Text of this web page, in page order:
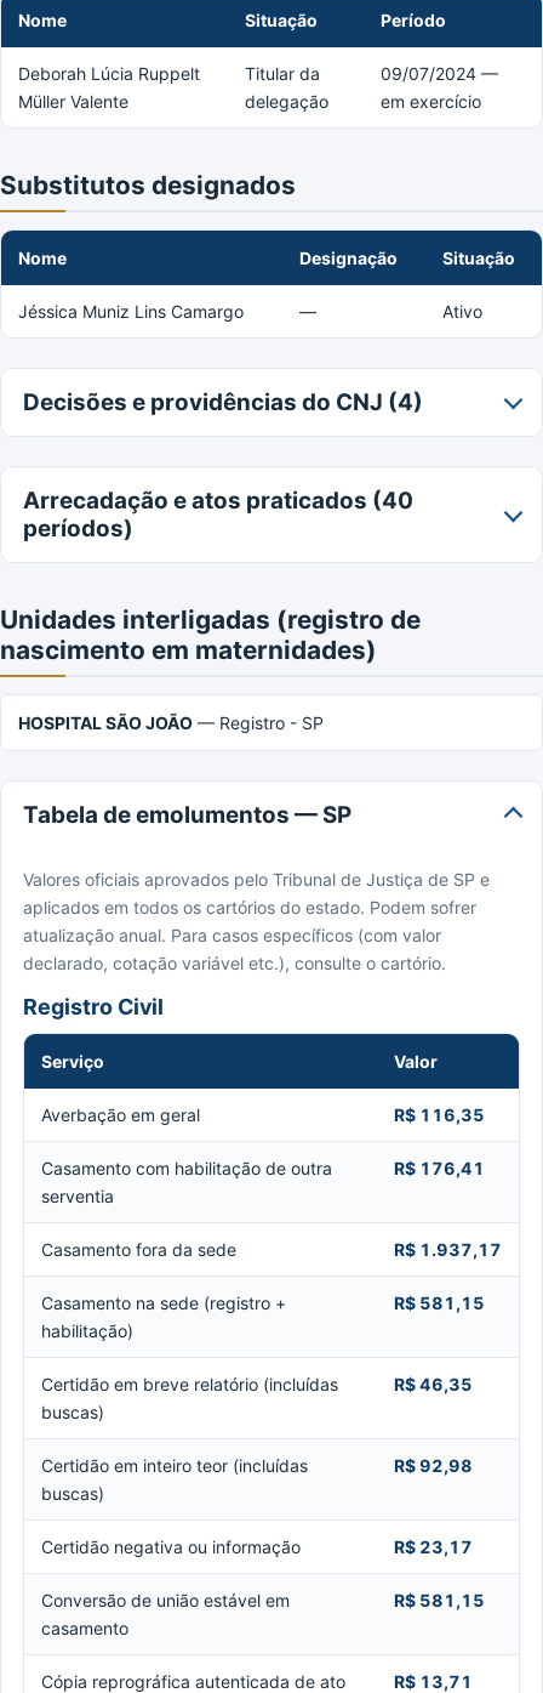
Nome Situação Período
Deborah Lúcia Ruppelt
Müller Valente
Titular da
delegação
09/07/2024 —
em exercício
Substitutos designados
Nome Designação Situação
Jéssica Muniz Lins Camargo — Ativo
Decisões e providências do CNJ (4)
Arrecadação e atos praticados (40
períodos)
Unidades interligadas (registro de
nascimento em maternidades)
HOSPITAL SÃO JOÃO — Registro - SP
Tabela de emolumentos — SP
Valores oficiais aprovados pelo Tribunal de Justiça de SP e
aplicados em todos os cartórios do estado. Podem sofrer
atualização anual. Para casos específicos (com valor
declarado, cotação variável etc.), consulte o cartório.
Registro Civil
Serviço Valor
Averbação em geral R$ 116,35
Casamento com habilitação de outra
serventia
R$ 176,41
Casamento fora da sede R$ 1.937,17
Casamento na sede (registro +
habilitação)
R$ 581,15
Certidão em breve relatório (incluídas
buscas)
R$ 46,35
Certidão em inteiro teor (incluídas
buscas)
R$ 92,98
Certidão negativa ou informação R$ 23,17
Conversão de união estável em
casamento
R$ 581,15
Cópia reprográfica autenticada de ato
R$ 13,71